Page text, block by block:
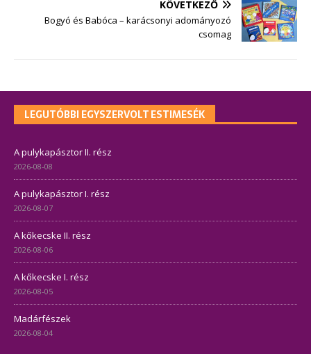
KÖVETKEZŐ
Bogyó és Babóca – karácsonyi adományozó
csomag
LEGUTÓBBI EGYSZERVOLT ESTIMESÉK
A pulykapásztor II. rész
2026-08-08
A pulykapásztor I. rész
2026-08-07
A kőkecske II. rész
2026-08-06
A kőkecske I. rész
2026-08-05
Madárfészek
2026-08-04